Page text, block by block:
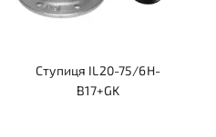
Ступиця IL20-75/6H-
B17+GK